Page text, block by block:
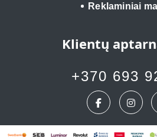
Reklaminiai
Klientų
+370 693